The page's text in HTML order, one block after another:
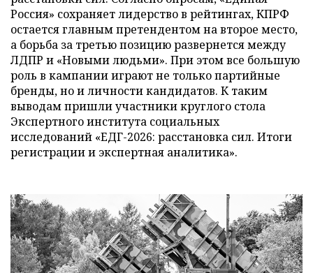
Россия» сохраняет лидерство в рейтингах, КПРФ
остается главным претендентом на второе место,
а борьба за третью позицию развернется между
ЛДПР и «Новыми людьми». При этом все большую
роль в кампании играют не только партийные
бренды, но и личности кандидатов. К таким
выводам пришли участники круглого стола
Экспертного института социальных
исследований «ЕДГ-2026: расстановка сил. Итоги
регистрации и экспертная аналитика».